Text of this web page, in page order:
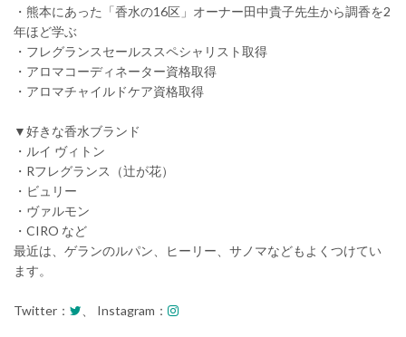
・熊本にあった「香水の16区」オーナー田中貴子先生から調香を2
年ほど学ぶ
・フレグランスセールススペシャリスト取得
・アロマコーディネーター資格取得
・アロマチャイルドケア資格取得
▼好きな香水ブランド
・ルイ ヴィトン
・Rフレグランス（辻が花）
・ビュリー
・ヴァルモン
・CIRO など
最近は、ゲランのルパン、ヒーリー、サノマなどもよくつけてい
ます。
Twitter： 、 Instagram：